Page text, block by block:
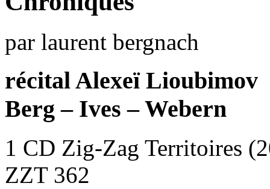
par laurent bergnach
récital Alexeï Lioubimov
Berg – Ives – Webern
1 CD Zig-Zag Territoires
ZZT 362